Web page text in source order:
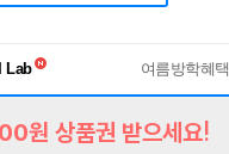
형검사
여름방학혜택
원 상품권 받으세요!